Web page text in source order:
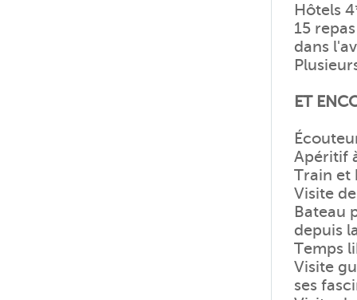
Hôtels
15
dans
ET
Apéritif
Train et
Visite
Bateau
depuis
Temps
Visite
ses